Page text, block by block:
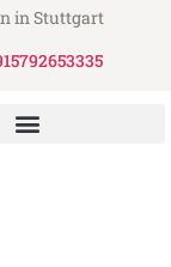
in Stuttgart